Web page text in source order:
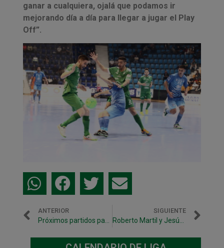
ganar a cualquiera, ojalá que podamos ir
mejorando día a día para llegar a jugar el Play
Off”.
ANTERIOR
Próximos partidos para Osasuna Magna
SIGUIENTE
Roberto Martil y Jesús, bajas para Palma